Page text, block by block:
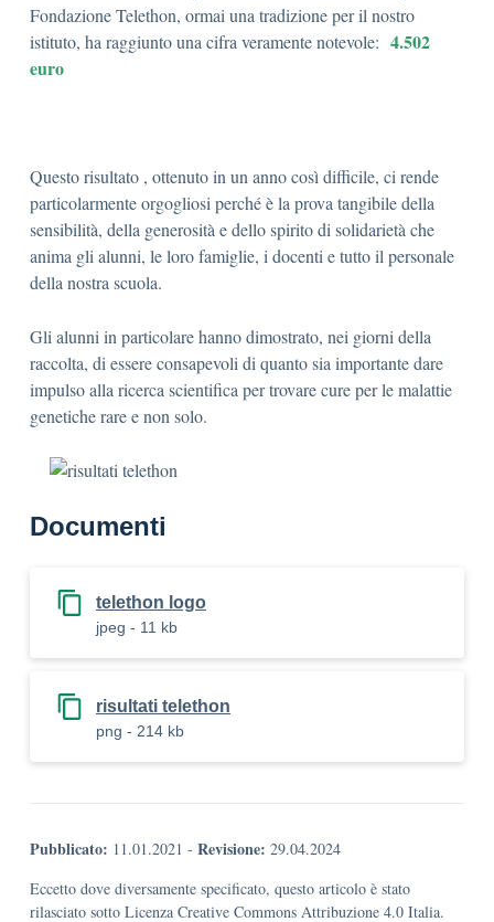
Fondazione Telethon, ormai una tradizione per il nostro
istituto, ha raggiunto una cifra veramente notevole: 4.502
euro
Questo risultato , ottenuto in un anno così difficile, ci rende
particolarmente orgogliosi perché è la prova tangibile della
sensibilità, della generosità e dello spirito di solidarietà che
anima gli alunni, le loro famiglie, i docenti e tutto il personale
della nostra scuola.
Gli alunni in particolare hanno dimostrato, nei giorni della
raccolta, di essere consapevoli di quanto sia importante dare
impulso alla ricerca scientifica per trovare cure per le malattie
genetiche rare e non solo.
Documenti
telethon logo
jpeg - 11 kb
risultati telethon
png - 214 kb
Pubblicato: 11.01.2021 - Revisione: 29.04.2024
Eccetto dove diversamente specificato, questo articolo è stato
rilasciato sotto Licenza Creative Commons Attribuzione 4.0 Italia.